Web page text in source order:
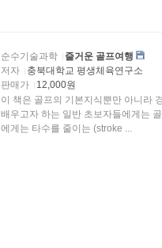
순수기술과학
즐거운 골프여행
저자
충북대학교 평생체육연구소
판매가
12,000원
이 책은 골프의 기본지식뿐만 아니라
배우고자 하는 일반 초보자들에게는 골프 입문의 훌륭한 길잡이로써 이용될 것이고, 한편
에게는 타수를 줄이는 (stroke ...